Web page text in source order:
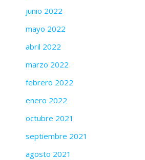
junio 2022
mayo 2022
abril 2022
marzo 2022
febrero 2022
enero 2022
octubre 2021
septiembre 2021
agosto 2021